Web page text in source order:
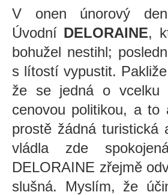
V onen únorový
Úvodní DELORAINE,
bohužel nestihl;
s lítostí vypustit.
že se jedná o vcelku
cenovou politikou, a
prostě žádná turistická
vládla zde
DELORAINE zřejmě
slušná. Myslím, že